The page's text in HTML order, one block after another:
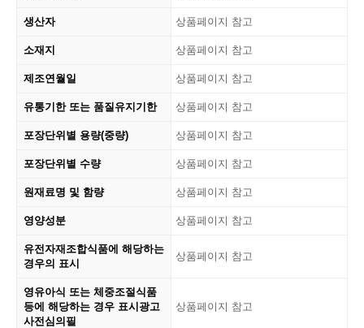
생산자 상품페이지 참고
소재지 상품페이지 참고
제조연월일 상품페이지 참고
유통기한 또는 품질유지기한 상품페이지 참고
포장단위별 용량(중량) 상품페이지 참고
포장단위별 수량 상품페이지 참고
원재료명 및 함량 상품페이지 참고
영양성분 상품페이지 참고
유전자재조합식품에 해당하는
경우의 표시
상품페이지 참고
영유아식 또는 체중조절식품
등에 해당하는 경우 표시광고
사전심의필
상품페이지 참고